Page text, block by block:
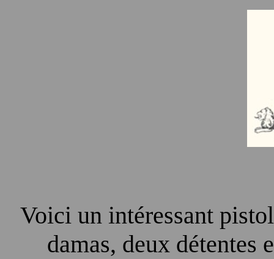
Voici un intéressant
damas, deux détentes